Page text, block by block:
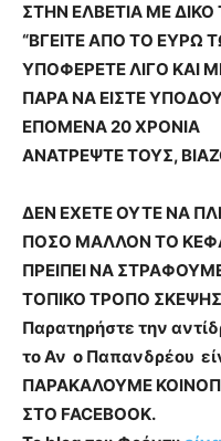
ΣΤΗΝ ΕΛΒΕΤΙΑ ΜΕ
“ΒΓΕΙΤΕ ΑΠΟ ΤΟ ΕΥΡΩ
ΥΠΟΦΕΡΕΤΕ ΛΙΓΟ ΚΑΙ
ΠΑΡΑ ΝΑ ΕΙΣΤΕ
ΕΠΟΜΕΝΑ 20 ΧΡΟΝΙΑ
ΑΝΑΤΡΕΨΤΕ ΤΟΥΣ,
ΔΕΝ ΕΧΕΤΕ ΟΥΤΕ ΝΑ
ΠΟΣΟ ΜΑΛΛΟΝ ΤΟ
ΠΡΕΙΠΕΙ ΝΑ
ΤΟΠΙΚΟ ΤΡΟΠΟ
Παρατηρήστε την
το Αν ο Παπανδρέου
ΠΑΡΑΚΑΛΟΥΜΕ
ΣΤΟ FACEBOOK.